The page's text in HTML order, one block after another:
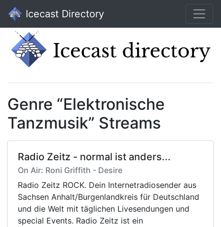
Icecast Directory
Genre “Elektronische
Tanzmusik” Streams
Radio Zeitz - normal ist anders...
On Air: Roni Griffith - Desire
Radio Zeitz ROCK. Dein Internetradiosender aus
Sachsen Anhalt/Burgenlandkreis für Deutschland
und die Welt mit täglichen Livesendungen und
special Events. Radio Zeitz ist ein